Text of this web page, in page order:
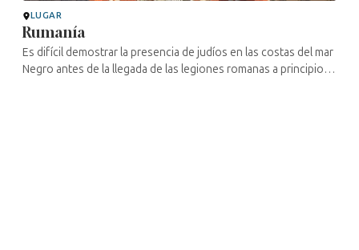
LUGAR
Rumanía
Es difícil demostrar la presencia de judíos en las costas del mar
Negro antes de la llegada de las legiones romanas a principios